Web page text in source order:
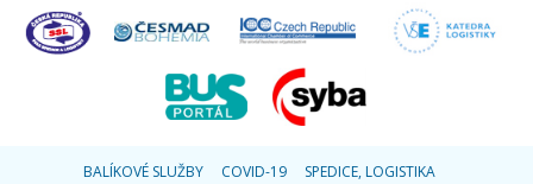
BALÍKOVÉ SLUŽBY COVID-19
SPEDICE, LOGISTIKA